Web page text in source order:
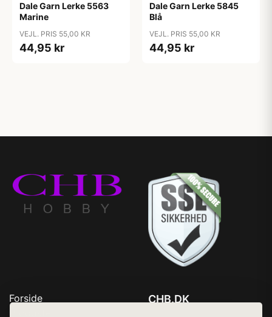
Dale Garn Lerke 5563
Marine
VEJL. PRIS 55,00 KR
44,95 kr
Dale Garn Lerke 5845
Blå
VEJL. PRIS 55,00 KR
44,95 kr
Forside
CHB.DK